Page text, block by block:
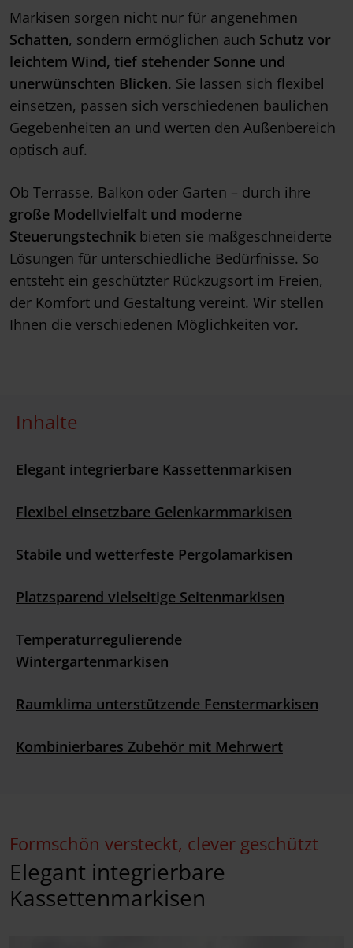
Markisen sorgen nicht nur für angenehmen
Schatten, sondern ermöglichen auch Schutz vor
leichtem Wind, tief stehender Sonne und
unerwünschten Blicken. Sie lassen sich flexibel
einsetzen, passen sich verschiedenen baulichen
Gegebenheiten an und werten den Außenbereich
optisch auf.
Ob Terrasse, Balkon oder Garten – durch ihre
große Modellvielfalt und moderne
Steuerungstechnik bieten sie maßgeschneiderte
Lösungen für unterschiedliche Bedürfnisse. So
entsteht ein geschützter Rückzugsort im Freien,
der Komfort und Gestaltung vereint. Wir stellen
Ihnen die verschiedenen Möglichkeiten vor.
Inhalte
Elegant integrierbare Kassettenmarkisen
Flexibel einsetzbare Gelenkarmmarkisen
Stabile und wetterfeste Pergolamarkisen
Platzsparend vielseitige Seitenmarkisen
Temperaturregulierende
Wintergartenmarkisen
Raumklima unterstützende Fenstermarkisen
Kombinierbares Zubehör mit Mehrwert
Formschön versteckt, clever geschützt
Elegant integrierbare
Kassettenmarkisen